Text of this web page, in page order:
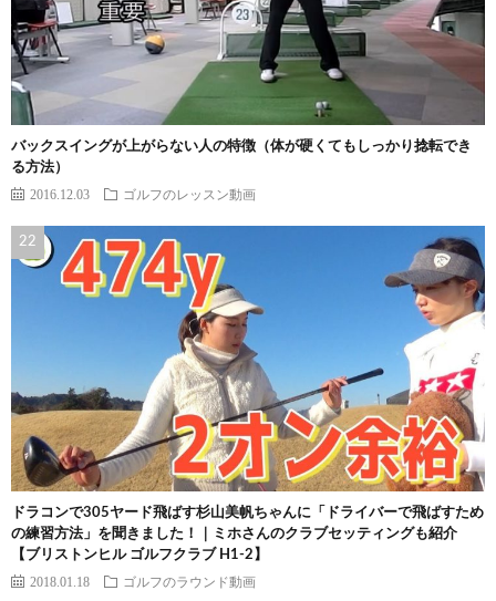
バックスイングが上がらない人の特徴（体が硬くてもしっかり捻転でき
る方法）
2016.12.03 ゴルフのレッスン動画
ドラコンで305ヤード飛ばす杉山美帆ちゃんに「ドライバーで飛ばすため
の練習方法」を聞きました！｜ミホさんのクラブセッティングも紹介
【ブリストンヒル ゴルフクラブ H1-2】
2018.01.18 ゴルフのラウンド動画